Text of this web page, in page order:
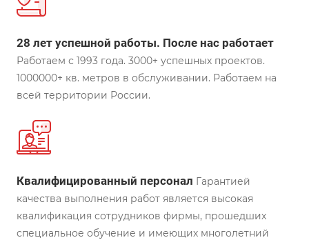
28 лет успешной работы. После нас работает
Работаем с 1993 года. 3000+ успешных проектов.
1000000+ кв. метров в обслуживании. Работаем на
всей территории России.
Квалифицированный персонал Гарантией
качества выполнения работ является высокая
квалификация сотрудников фирмы, прошедших
специальное обучение и имеющих многолетний